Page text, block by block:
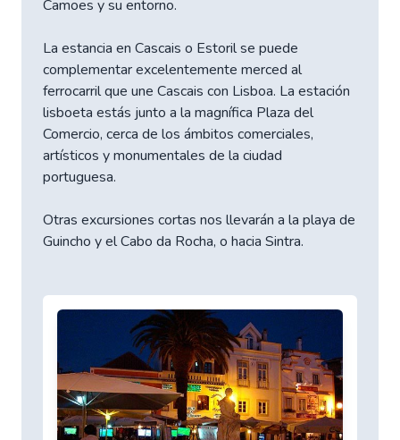
Camoes y su entorno.
La estancia en Cascais o Estoril se puede
complementar excelentemente merced al
ferrocarril que une Cascais con Lisboa. La estación
lisboeta estás junto a la magnífica Plaza del
Comercio, cerca de los ámbitos comerciales,
artísticos y monumentales de la ciudad
portuguesa.
Otras excursiones cortas nos llevarán a la playa de
Guincho y el Cabo da Rocha, o hacia Sintra.